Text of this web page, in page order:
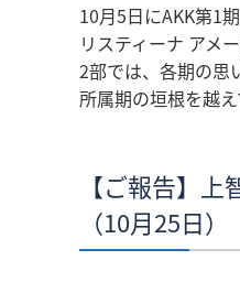
10月5日にAKK第1
リスティーナ アメ
2部では、各期の思
所属期の垣根を越
【ご報告】
（10月25日）